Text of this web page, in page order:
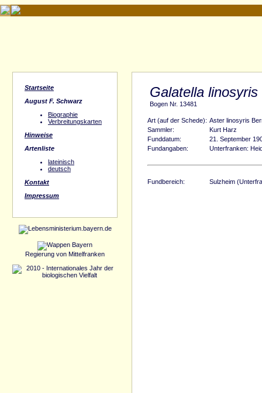
Startseite
August F. Schwarz
Biographie
Verbreitungskarten
Hinweise
Artenliste
lateinisch
deutsch
Kontakt
Impressum
Regierung von Mittelfranken
Galatella linosyris
Bogen Nr. 13481
Art (auf der Schede): Aster linosyris
Sammler:
Kurt Harz
Funddatum:
21. September
Fundangaben:
Unterfranken:
Fundbereich: Sulzheim